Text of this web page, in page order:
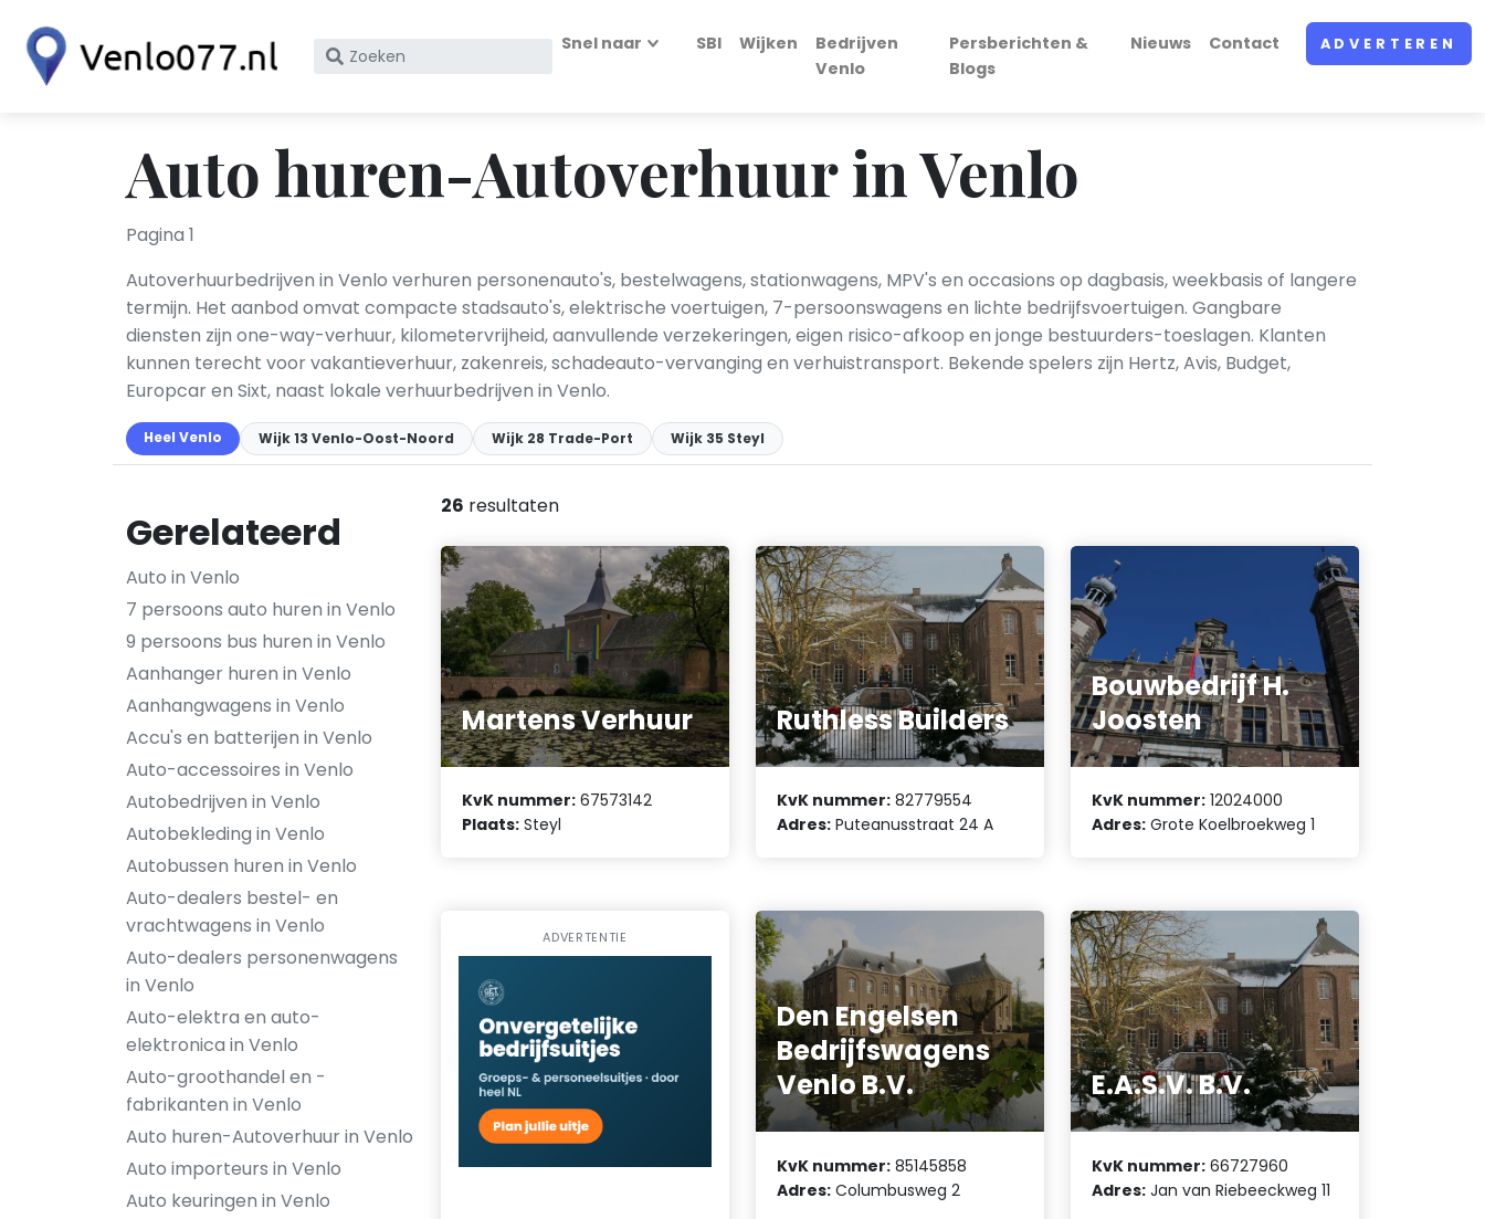
Zoek
KvK
nummer
Snel naar SBI Wijken
Bedrijven
Venlo
Persberichten &
Blogs
Nieuws Contact ADVERTEREN
Auto huren-Autoverhuur in Venlo
Pagina 1
Autoverhuurbedrijven in Venlo verhuren personenauto's, bestelwagens, stationwagens, MPV's en occasions op dagbasis, weekbasis of langere
termijn. Het aanbod omvat compacte stadsauto's, elektrische voertuigen, 7-persoonswagens en lichte bedrijfsvoertuigen. Gangbare
diensten zijn one-way-verhuur, kilometervrijheid, aanvullende verzekeringen, eigen risico-afkoop en jonge bestuurders-toeslagen. Klanten
kunnen terecht voor vakantieverhuur, zakenreis, schadeauto-vervanging en verhuistransport. Bekende spelers zijn Hertz, Avis, Budget,
Europcar en Sixt, naast lokale verhuurbedrijven in Venlo.
Heel Venlo Wijk 13 Venlo-Oost-Noord Wijk 28 Trade-Port Wijk 35 Steyl
Gerelateerd
Auto in Venlo
7 persoons auto huren in Venlo
9 persoons bus huren in Venlo
Aanhanger huren in Venlo
Aanhangwagens in Venlo
Accu's en batterijen in Venlo
Auto-accessoires in Venlo
Autobedrijven in Venlo
Autobekleding in Venlo
Autobussen huren in Venlo
Auto-dealers bestel- en
vrachtwagens in Venlo
Auto-dealers personenwagens
in Venlo
Auto-elektra en auto-
elektronica in Venlo
Auto-groothandel en -
fabrikanten in Venlo
Auto huren-Autoverhuur in Venlo
Auto importeurs in Venlo
Auto keuringen in Venlo
26 resultaten
Martens Verhuur
KvK nummer: 67573142
Plaats: Steyl
Ruthless Builders
KvK nummer: 82779554
Adres: Puteanusstraat 24 A
Bouwbedrijf H.
Joosten
KvK nummer: 12024000
Adres: Grote Koelbroekweg 1
ADVERTENTIE
Den Engelsen
Bedrijfswagens
Venlo B.V.
KvK nummer: 85145858
Adres: Columbusweg 2
E.A.S.V. B.V.
KvK nummer: 66727960
Adres: Jan van Riebeeckweg 11